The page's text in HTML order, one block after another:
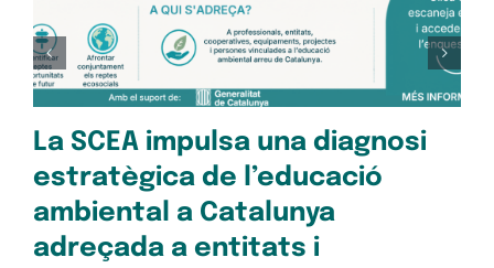
La SCEA impulsa una diagnosi
estratègica de l’educació
ambiental a Catalunya
adreçada a entitats i